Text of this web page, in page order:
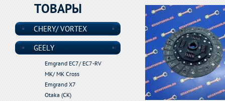
ТОВАРЫ
CHERY/ VORTEX
GEELY
Emgrand EC7/ EC7-RV
MK/ MK Cross
Emgrand X7
Otaka (CK)